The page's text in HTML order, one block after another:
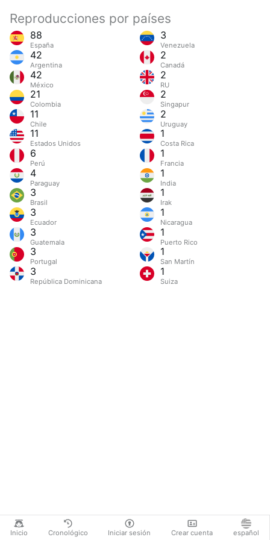
Inicio Cronológico Iniciar sesión Crear cuenta español
Reproducciones por países
88
España
42
Argentina
42
México
21
Colombia
11
Chile
11
Estados Unidos
6
Perú
4
Paraguay
3
Brasil
3
Ecuador
3
Guatemala
3
Portugal
3
República Dominicana
3
Venezuela
2
Canadá
2
RU
2
Singapur
2
Uruguay
1
Costa Rica
1
Francia
1
India
1
Irak
1
Nicaragua
1
Puerto Rico
1
San Martín
1
Suiza